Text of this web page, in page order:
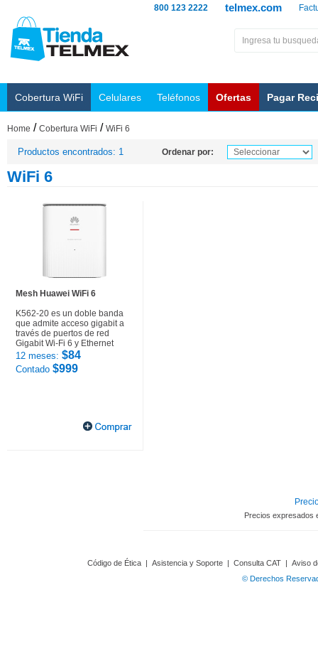
telmex.com
800 123 2222
Cobertura WiFi Celulares Teléfonos Ofertas Pagar
Home / Cobertura WiFi / WiFi 6
Productos encontrados: 1 Ordenar por:
WiFi 6
Mesh Huawei WiFi 6
K562-20 es un doble banda
que admite acceso gigabit a
través de puertos de red
Gigabit Wi-Fi 6 y Ethernet
12 meses: $84
Contado $999
Precios expresados
Código de Ética | Asistencia y Soporte | Consulta CAT | Aviso
© Derechos